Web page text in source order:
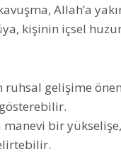
Allah’a
kişinin içsel
gelişime
bir